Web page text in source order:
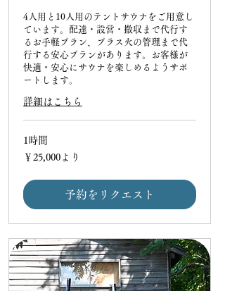
4人用と10人用のテントサウナをご用意し
ています。配達・設営・撤収まで代行す
るお手軽プラン、プラス火の管理まで代
行する安心プランがあります。お客様が
快適・安心にサウナを楽しめるようサポ
ートします。
詳細はこちら
1時間
25,000
円
り
￥25,000より
予約をリクエスト